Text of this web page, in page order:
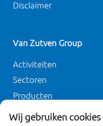
Disclaimer
Van Zutven Group
Activiteiten
Sectoren
Producten
Duurzaamheid
Wij gebruiken cookies